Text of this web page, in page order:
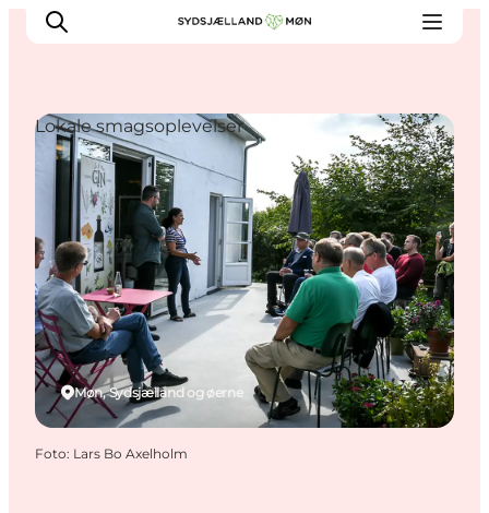
Oplev
Byer og steder
Events
Spis
Overnat
Planlæg din tur
Møn, Sydsjælland og øerne
Lokale smagsoplevelser
Foto: Lars Bo Axelholm